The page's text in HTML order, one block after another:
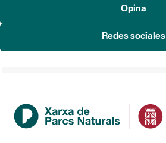
Opina
Redes sociales